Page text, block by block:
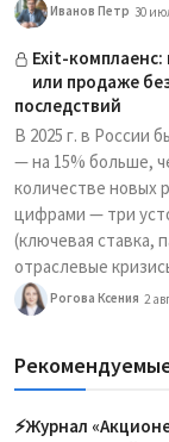
Иванов Петр 30
Exit-
или продаже
последствий
В 2025 г. в России
— на 15% больше,
количестве новых
цифрами — три
(ключевая ставка,
отраслевые
Рогова Ксения 2
⚡️Журнал